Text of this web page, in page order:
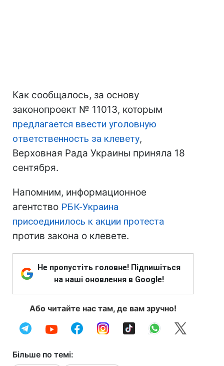
Как сообщалось, за основу
законопроект № 11013, которым
предлагается ввести уголовную
ответственность за клевету,
Верховная Рада Украины приняла 18
сентября.
Напомним, информационное
агентство РБК-Украина
присоединилось к акции протеста
против закона о клевете.
Не пропустіть головне! Підпишіться
на наші оновлення в Google!
Або читайте нас там, де вам зручно!
Більше по темі: